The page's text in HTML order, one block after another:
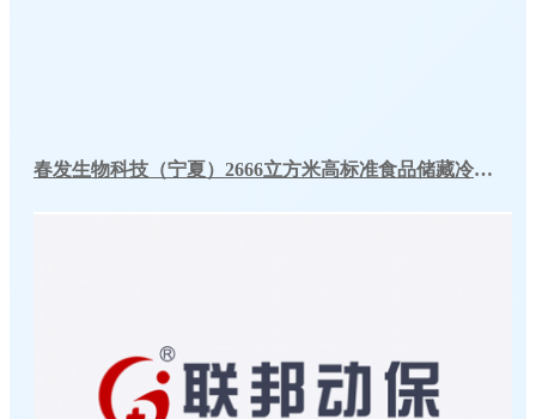
春发生物科技（宁夏）2666立方米高标准食品储藏冷库工程案例